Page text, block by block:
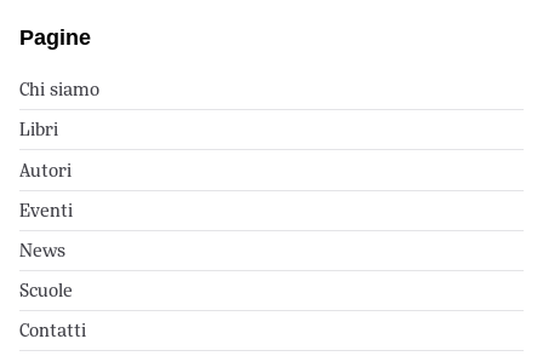
Pagine
Chi siamo
Libri
Autori
Eventi
News
Scuole
Contatti